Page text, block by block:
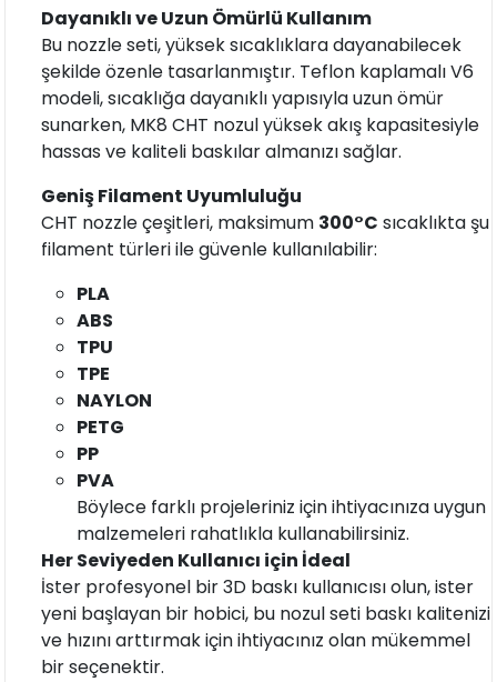
Dayanıklı ve Uzun Ömürlü Kullanım
Bu nozzle seti, yüksek sıcaklıklara dayanabilecek
şekilde özenle tasarlanmıştır. Teflon kaplamalı V6
modeli, sıcaklığa dayanıklı yapısıyla uzun ömür
sunarken, MK8 CHT nozul yüksek akış kapasitesiyle
hassas ve kaliteli baskılar almanızı sağlar.
Geniş Filament Uyumluluğu
CHT nozzle çeşitleri, maksimum 300°C sıcaklıkta şu
filament türleri ile güvenle kullanılabilir:
PLA
ABS
TPU
TPE
NAYLON
PETG
PP
PVA
Böylece farklı projeleriniz için ihtiyacınıza uygun
malzemeleri rahatlıkla kullanabilirsiniz.
Her Seviyeden Kullanıcı için İdeal
İster profesyonel bir 3D baskı kullanıcısı olun, ister
yeni başlayan bir hobici, bu nozul seti baskı kalitenizi
ve hızını arttırmak için ihtiyacınız olan mükemmel
bir seçenektir.